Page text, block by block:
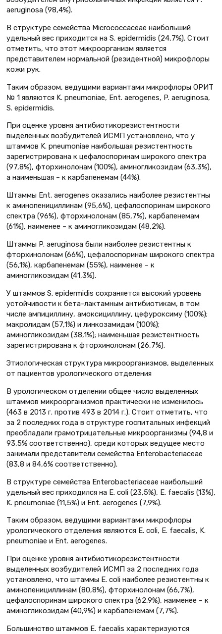
aeruginosa (98,4%).
В структуре семейства Micrococcaceae наибольший
удельный вес приходится на S. epidermidis (24,7%). Стоит
отметить, что этот микроорганизм является
представителем нормальной (резидентной) микрофлоры
кожи рук.
Таким образом, ведущими вариантами микрофлоры ОРИТ
№ 1 являются K. pneumoniae, Ent. аerogenes, P. aeruginosa,
S. epidermidis.
При оценке уровня антибиотикорезистентности
выделенных возбудителей ИСМП установлено, что у
штаммов K. pneumoniae наибольшая резистентность
зарегистрирована к цефалоспоринам широкого спектра
(97,8%), фторхинолонам (100%), аминогликозидам (63,3%),
а наименьшая – к карбапенемам (44%).
Штаммы Ent. аerogenes оказались наиболее резистентны
к аминопенициллинам (95,6%), цефалоспоринам широкого
спектра (96%), фторхинолонам (85,7%), карбапенемам
(61%), наименее – к аминогликозидам (48,2%).
Штаммы P. aeruginosa были наиболее резистентны к
фторхинолонам (66%), цефалоспоринам широкого спектра
(56,1%), карбапенемам (55%), наименее – к
аминогликозидам (41,3%).
У штаммов S. epidermidis сохраняется высокий уровень
устойчивости к бета-лактамным антибиотикам, в том
числе ампициллину, амоксициллину, цефуроксиму (100%);
макролидам (57,1%) и линкозамидам (100%);
аминогликозидам (38,1%); наименьшая резистентность
зарегистрирована к фторхинолонам (26,7%).
Этиологическая структура микроорганизмов, выделенных
от пациентов урологического отделения
В урологическом отделении общее число выделенных
штаммов микроорганизмов практически не изменилось
(463 в 2013 г. против 493 в 2014 г.). Стоит отметить, что
за 2 последних года в структуре госпитальных инфекций
преобладали грамотрицательные микроорганизмы (94,8 и
93,5% соответственно), среди которых ведущее место
занимали представители семейства Enterobacteriaceae
(83,8 и 84,6% соответственно).
В структуре семейства Enterobacteriaceae наибольший
удельный вес приходился на E. сoli (23,5%), E. faecalis (13%),
K. pneumoniae (11,5%) и Ent. аerogenes (7,9%).
Таким образом, ведущими вариантами микрофлоры
урологического отделения являются E. сoli, E. faecalis, K.
pneumoniae и Ent. аerogenes.
При оценке уровня антибиотикорезистентности
выделенных возбудителей ИСМП за 2 последних года
установлено, что штаммы E. сoli наиболее резистентны к
аминопенициллинам (80,8%), фторхинолонам (66,7%),
цефалоспоринам широкого спектра (62,9%), наименее – к
аминогликозидам (40,9%) и карбапенемам (7,7%).
Большинство штаммов E. faecalis характеризуются